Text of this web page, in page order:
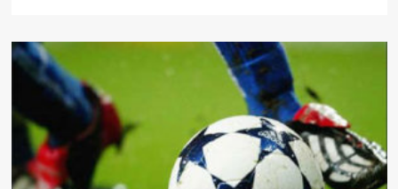
Боли
почек:
типы
заболеваний